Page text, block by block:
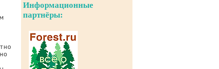
Информационные
партнёры: